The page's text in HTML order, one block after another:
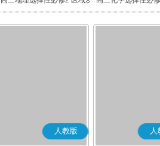
展
应原理
人教版 人